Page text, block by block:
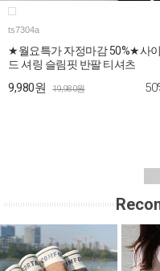
ts7304a
★월요특가 자정마감 50%★사이
드 셔링 슬림핏 반팔 티셔츠
9,980원 19,980원